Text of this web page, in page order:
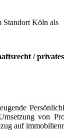
Standort Köln als
/
von
auf